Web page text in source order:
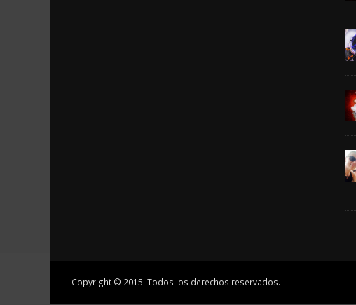
Copyright © 2015. Todos los derechos reservados.